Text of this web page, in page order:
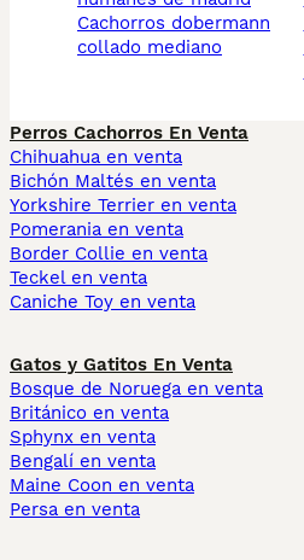
cachorros dobermann
collado mediano
Perros Cachorros En Venta
Chihuahua en venta
Bichón Maltés en venta
Yorkshire Terrier en venta
Pomerania en venta
Border Collie en venta
Teckel en venta
Caniche Toy en venta
Gatos y Gatitos En Venta
Bosque de Noruega en venta
Británico en venta
Sphynx en venta
Bengalí en venta
Maine Coon en venta
Persa en venta